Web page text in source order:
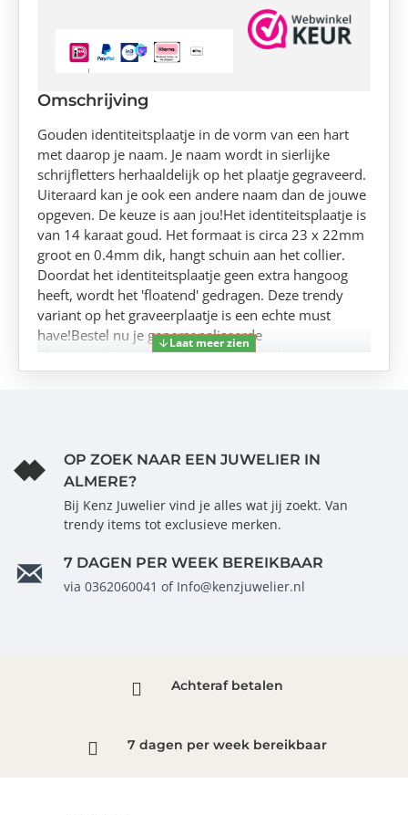
Omschrijving
Gouden identiteitsplaatje in de vorm van een hart
met daarop je naam. Je naam wordt in sierlijke
schrijfletters herhaaldelijk op het plaatje gegraveerd.
Uiteraard kan je ook een andere naam dan de jouwe
opgeven. De keuze is aan jou!Het identiteitsplaatje is
van 14 karaat goud. Het formaat is circa 23 x 22mm
groot en 0.4mm dik, hangt schuin aan het collier.
Doordat het identiteitsplaatje geen extra hangoog
heeft, wordt het 'floatend' gedragen. Deze trendy
variant op het graveerplaatje is een echte must
have!Bestel nu je gepersonaliseerde
identiteitsplaatje, maak het compleet door een
passende ketting te bestellen.
OP ZOEK NAAR EEN JUWELIER IN
ALMERE?
Bij Kenz Juwelier vind je alles wat jij zoekt. Van
trendy items tot exclusieve merken.
7 DAGEN PER WEEK BEREIKBAAR
via 0362060041 of Info@kenzjuwelier.nl
Achteraf betalen
7 dagen per week bereikbaar